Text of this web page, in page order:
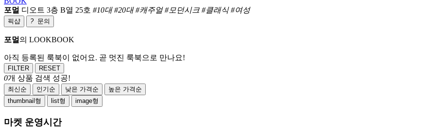
포멀 디오트 3층 B열 25호 #10대 #20대 #캐주얼 #모던시크 #클래식 #여성
픽샵 ? 문의
포멀 의 LOOKBOOK
아직 등록된 룩북이 없어요. 곧 멋진 룩북으로 만나요!
FILTER RESET
0개 상품 검색 성공!
최신순 인기순 낮은 가격순
높은 가격순
thumbnail형
list형 image형
마켓 운영시간